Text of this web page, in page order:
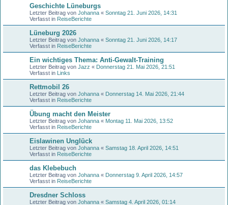
Geschichte Lüneburgs
Letzter Beitrag von Johanna « Sonntag 21. Juni 2026, 14:31
Verfasst in ReiseBerichte
Lüneburg 2026
Letzter Beitrag von Johanna « Sonntag 21. Juni 2026, 14:17
Verfasst in ReiseBerichte
Ein wichtiges Thema: Anti-Gewalt-Training
Letzter Beitrag von Jazz « Donnerstag 21. Mai 2026, 21:51
Verfasst in Links
Rettmobil 26
Letzter Beitrag von Johanna « Donnerstag 14. Mai 2026, 21:44
Verfasst in ReiseBerichte
Übung macht den Meister
Letzter Beitrag von Johanna « Montag 11. Mai 2026, 13:52
Verfasst in ReiseBerichte
Eislawinen Unglück
Letzter Beitrag von Johanna « Samstag 18. April 2026, 14:51
Verfasst in ReiseBerichte
das Klebebuch
Letzter Beitrag von Johanna « Donnerstag 9. April 2026, 14:57
Verfasst in ReiseBerichte
Dresdner Schloss
Letzter Beitrag von Johanna « Samstag 4. April 2026, 01:14